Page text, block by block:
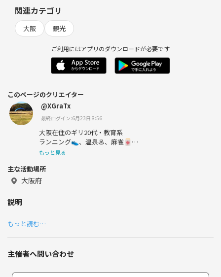
関連カテゴリ
大阪 観光
ご利用にはアプリのダウンロードが必要です
このページのクリエイター
@XGraTx
最終ログイン:6月23日 8:56
大阪在住のギリ20代・教育系
ランニング👟、温泉♨️、麻雀🀄️
よろしくお願いします。
もっと見る
主な活動場所
大阪府
説明
もっと読む…
主催者へ問い合わせ